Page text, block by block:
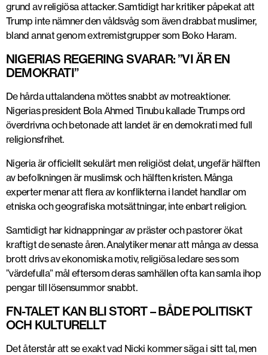
grund av religiösa attacker. Samtidigt har kritiker påpekat att
Trump inte nämner den våldsvåg som även drabbat muslimer,
bland annat genom extremistgrupper som Boko Haram.
NIGERIAS REGERING SVARAR: ”VI ÄR EN
DEMOKRATI”
De hårda uttalandena möttes snabbt av motreaktioner.
Nigerias president Bola Ahmed Tinubu kallade Trumps ord
överdrivna och betonade att landet är en demokrati med full
religionsfrihet.
Nigeria är officiellt sekulärt men religiöst delat, ungefär hälften
av befolkningen är muslimsk och hälften kristen. Många
experter menar att flera av konflikterna i landet handlar om
etniska och geografiska motsättningar, inte enbart religion.
Samtidigt har kidnappningar av präster och pastorer ökat
kraftigt de senaste åren. Analytiker menar att många av dessa
brott drivs av ekonomiska motiv, religiösa ledare ses som
”värdefulla” mål eftersom deras samhällen ofta kan samla ihop
pengar till lösensummor snabbt.
FN-TALET KAN BLI STORT – BÅDE POLITISKT
OCH KULTURELLT
Det återstår att se exakt vad Nicki kommer säga i sitt tal, men